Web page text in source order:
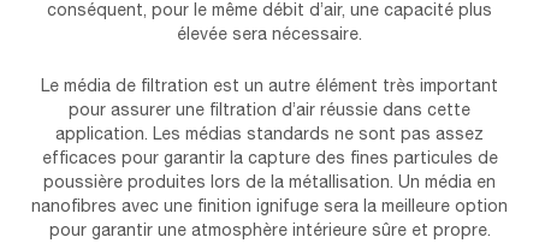
conséquent, pour le même débit d’air, une capacité plus
élevée sera nécessaire.
Le média de filtration est un autre élément très important
pour assurer une filtration d’air réussie dans cette
application. Les médias standards ne sont pas assez
efficaces pour garantir la capture des fines particules de
poussière produites lors de la métallisation. Un média en
nanofibres avec une finition ignifuge sera la meilleure option
pour garantir une atmosphère intérieure sûre et propre.